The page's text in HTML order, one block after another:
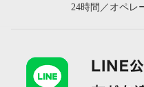
24時間／オペレ